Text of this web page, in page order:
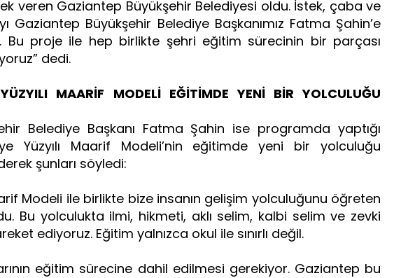
veren Gaziantep Büyükşehir Belediyesi oldu. İstek, çaba ve
Gaziantep Büyükşehir Belediye Başkanımız Fatma Şahin’e
Bu proje ile hep birlikte şehri eğitim sürecinin bir parçası
dedi.
MAARİF MODELİ EĞİTİMDE YENİ BİR YOLCULUĞU
Belediye Başkanı Fatma Şahin ise programda yaptığı
Yüzyılı Maarif Modeli’nin eğitimde yeni bir yolculuğu
şunları söyledi:
Modeli ile birlikte bize insanın gelişim yolculuğunu öğreten
Bu yolculukta ilmi, hikmeti, aklı selim, kalbi selim ve zevki
ediyoruz. Eğitim yalnızca okul ile sınırlı değil.
eğitim sürecine dahil edilmesi gerekiyor. Gaziantep bu